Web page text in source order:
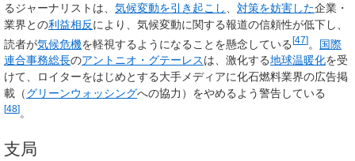
るジャーナリストは、 気候変動を引き起こし 対策を妨害した企業・
業界との利益相反により、気候変動に関する報道の信頼性が低下し、
読者が気候危機を軽視するようになることを懸念している[47]。 国際
連合事務総長のアントニオ・グテーレスは、激化する地球温暖化を受
けて、ロイターをはじめとする大手メディアに化石燃料業界の広告掲
載（グリーンウォッシングへの協力）をやめるよう警告している
[48] 。
支局